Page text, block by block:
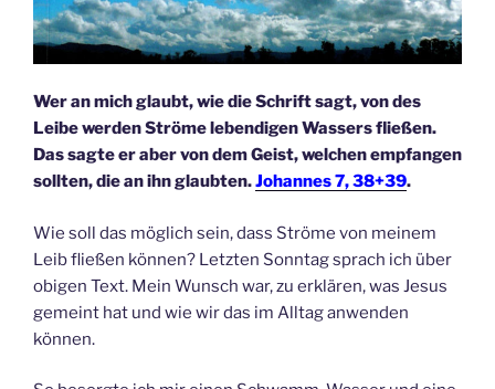
Wer an mich glaubt, wie die Schrift sagt, von des
Leibe werden Ströme lebendigen Wassers fließen.
Das sagte er aber von dem Geist, welchen empfangen
sollten, die an ihn glaubten.Johannes 7, 38+39.
Wie soll das möglich sein, dass Ströme von meinem
Leib fließen können? Letzten Sonntag sprach ich über
obigen Text. Mein Wunsch war, zu erklären, was Jesus
gemeint hat und wie wir das im Alltag anwenden
können.